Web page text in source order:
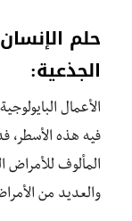
حلم
الجذعية:
الأعمال
فيه هذه الأسطر،
المألوف للأمراض
والعديد من